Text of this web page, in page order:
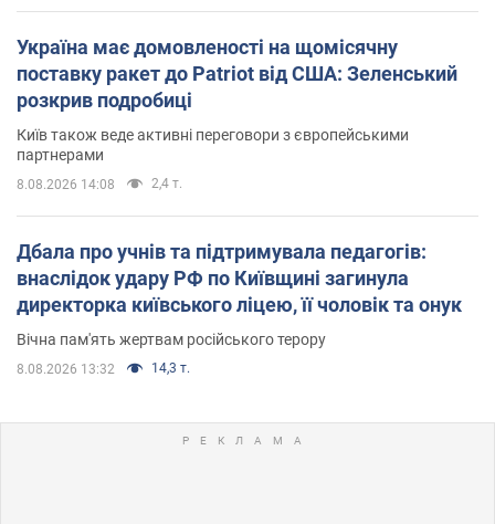
Україна має домовленості на щомісячну
поставку ракет до Patriot від США: Зеленський
розкрив подробиці
Київ також веде активні переговори з європейськими
партнерами
8.08.2026 14:08 2,4 т.
Дбала про учнів та підтримувала педагогів:
внаслідок удару РФ по Київщині загинула
директорка київського ліцею, її чоловік та онук
Вічна пам'ять жертвам російського терору
8.08.2026 13:32 14,3 т.